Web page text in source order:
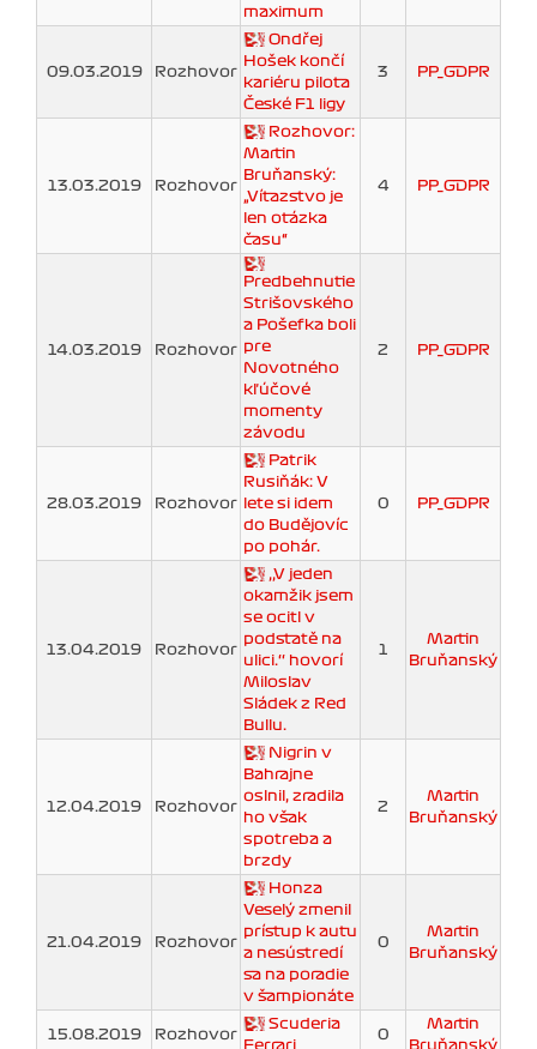
maximum
09.03.2019 Rozhovor
Ondřej
Hošek končí
kariéru pilota
České F1 ligy
3 PP_GDPR
13.03.2019 Rozhovor
Rozhovor:
Martin
Bruňanský:
„Víťazstvo je
len otázka
času“
4 PP_GDPR
14.03.2019 Rozhovor
Predbehnutie
Strišovského
a Pošefka boli
pre
Novotného
kľúčové
momenty
závodu
2 PP_GDPR
28.03.2019 Rozhovor
Patrik
Rusiňák: V
lete si idem
do Budějovíc
po pohár.
0 PP_GDPR
13.04.2019 Rozhovor
‚‚V jeden
okamžik jsem
se ocitl v
podstatě na
ulici.‘‘ hovorí
Miloslav
Sládek z Red
Bullu.
1
Martin
Bruňanský
12.04.2019 Rozhovor
Nigrin v
Bahrajne
oslnil, zradila
ho však
spotreba a
brzdy
2
Martin
Bruňanský
21.04.2019 Rozhovor
Honza
Veselý zmenil
prístup k autu
a nesústredí
sa na poradie
v šampionáte
0
Martin
Bruňanský
15.08.2019 Rozhovor
Scuderia
Ferrari
0
Martin
Bruňanský